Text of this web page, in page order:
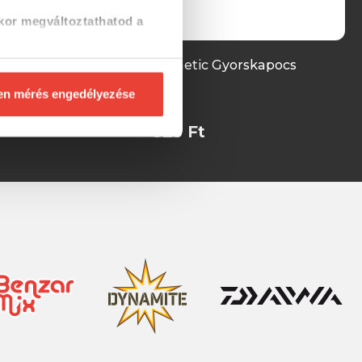
megváltoztathatod a
mérés engedélyezése
Frenetic Gyorskapocs
325 Ft